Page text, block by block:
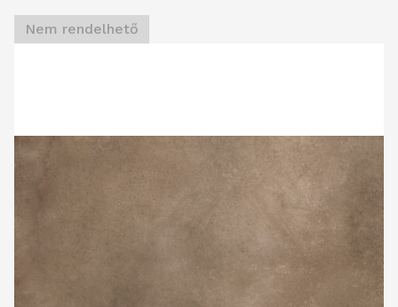
Nem rendelhető